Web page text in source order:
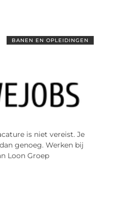
BANEN EN OPLEIDINGEN
is niet vereist. Je
genoeg. Werken bij
Loon Groep